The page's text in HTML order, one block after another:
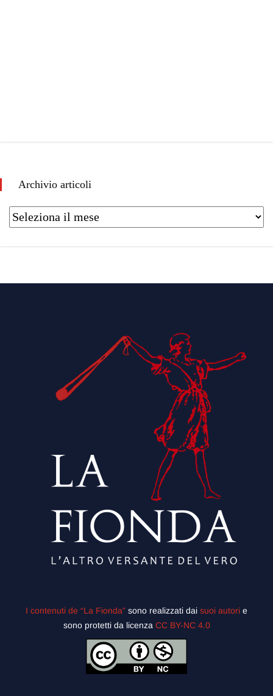
Archivio articoli
I contenuti de “La Fionda” sono realizzati dai suoi autori e
sono protetti da licenza CC BY-NC 4.0